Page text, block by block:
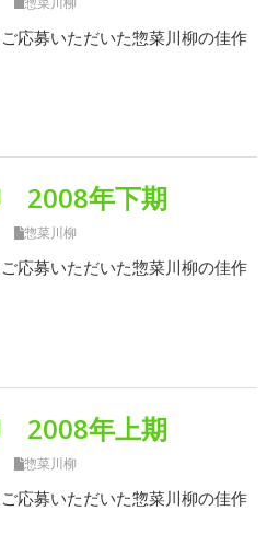
応募いただいた惣菜川柳の佳作
2008年下期
惣菜川柳
応募いただいた惣菜川柳の佳作
2008年上期
惣菜川柳
応募いただいた惣菜川柳の佳作